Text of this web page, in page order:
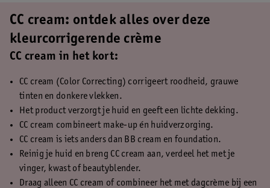
CC cream: ontdek alles over deze
kleurcorrigerende crème
CC cream in het kort:
CC cream (Color Correcting) corrigeert roodheid, grauwe
tinten en donkere vlekken.
Het product verzorgt je huid en geeft een lichte dekking.
CC cream combineert make-up én huidverzorging.
CC cream is iets anders dan BB cream en foundation.
Reinig je huid en breng CC cream aan, verdeel het met je
vinger, kwast of beautyblender.
Draag alleen CC cream of combineer het met dagcrème bij een